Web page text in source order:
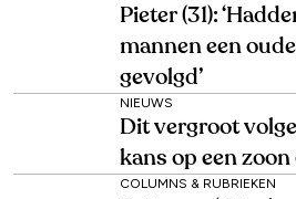
Pieter (31):
mannen een
gevolgd’
NIEUWS
Dit vergroot
kans op een
COLUMNS & RUBRIEKEN